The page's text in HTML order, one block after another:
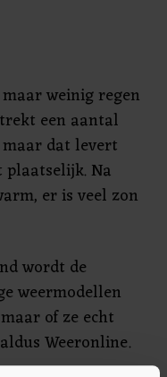
weinig regen
een aantal
dat levert
Na
er is veel zon
wordt de
weermodellen
of ze echt
Weeronline.